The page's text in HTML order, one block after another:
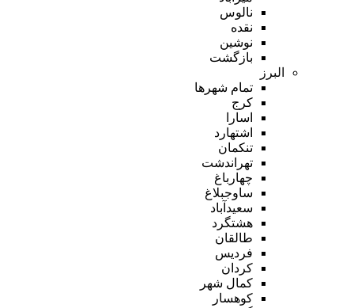
نالوس
نقده
نوشین
بازگشت
البرز
تمام شهر‌ها
کرج
اسارا
اشتهارد
تنکمان
تهراندشت
چهارباغ
ساوجبلاغ
سعیدآباد
هشتگرد
طالقان
فردیس
کردان
کمال شهر
کوهسار